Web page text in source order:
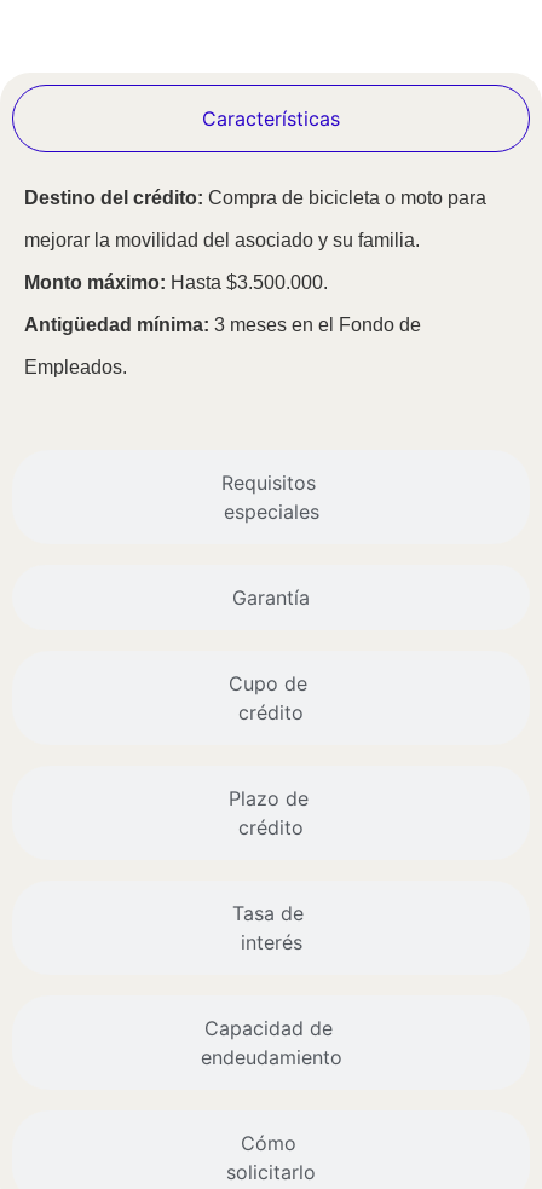
Características
Requisitos
especiales
Garantía
Cupo de
crédito
Plazo de
crédito
Tasa de
interés
Capacidad de
endeudamiento
Cómo
solicitarlo
Destino del crédito: Compra de bicicleta o moto para
mejorar la movilidad del asociado y su familia.
Monto máximo: Hasta $3.500.000.
Antigüedad mínima: 3 meses en el Fondo de
Empleados.